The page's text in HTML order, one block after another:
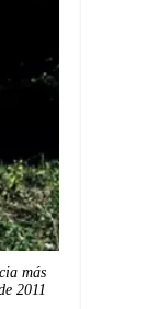
más
2011